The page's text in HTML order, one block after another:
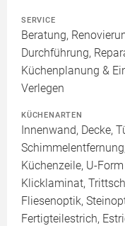
SERVICE
Beratung,
Durchführung,
Küchenplanung &
Verlegen
KÜCHENARTEN
Innenwand, Decke,
Küchenzeile, U-
Klicklaminat,
Fliesenoptik,
Fertigteilestrich,